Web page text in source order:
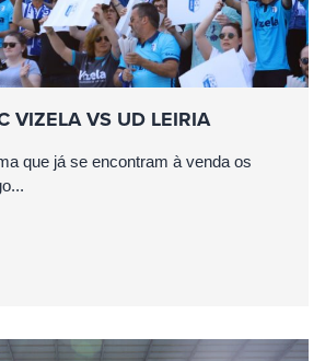
VIZELA VS UD LEIRIA
que já se encontram à venda os